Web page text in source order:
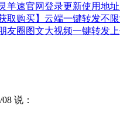
羊速官网登录更新使用地
取购买】云端一键转发不
友圈图文大视频一键转发
说：